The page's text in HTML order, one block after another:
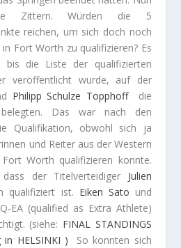
Zittern. Würden die 5
reichen, um sich doch noch
Fort Worth zu qualifizieren? Es
bis die Liste der qualifizierten
veröffentlicht wurde, auf der
Philipp Schulze Topphoffdie
Das war nach den
Qualifikation, obwohl sich ja
und Reiter aus der Western
Worth qualifizieren konnte.
der Titelverteidiger Julien
qualifiziert ist. Eiken Sato und
EA (qualified as Extra Athlete)
(siehe: FINAL STANDINGS
in HELSINKI ) So konnten sich